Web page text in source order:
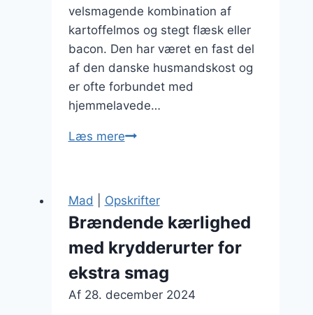
velsmagende kombination af
kartoffelmos og stegt flæsk eller
bacon. Den har været en fast del
af den danske husmandskost og
er ofte forbundet med
hjemmelavede…
Læs mereBrændende
En
fyldig
oplevelse
Mad Opskrifter
Brændende kærlighed
med krydderurter for
ekstra smag
Af 28. december 2024